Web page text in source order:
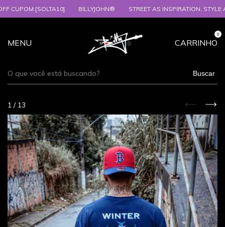
[SOLTA10] BILLYJOHN® STREET AS INSPIRATION, STYLE AS
MENU CARRINHO
0
Buscar
1 / 13